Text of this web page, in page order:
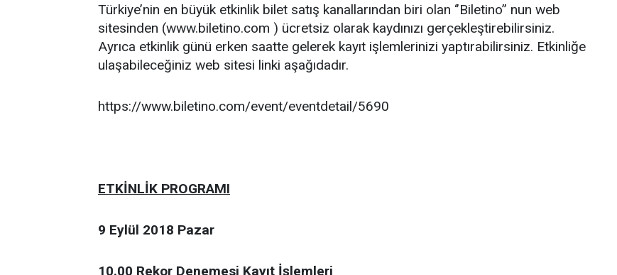
Türkiye’nin en büyük etkinlik bilet satış kanallarından biri olan ‘’Biletino’’ nun web
sitesinden (www.biletino.com ) ücretsiz olarak kaydınızı gerçekleştirebilirsiniz.
Ayrıca etkinlik günü erken saatte gelerek kayıt işlemlerinizi yaptırabilirsiniz. Etkinliğe
ulaşabileceğiniz web sitesi linki aşağıdadır.
https://www.biletino.com/event/eventdetail/5690
ETKİNLİK PROGRAMI
9 Eylül 2018 Pazar
10.00 Rekor Denemesi Kayıt İşlemleri